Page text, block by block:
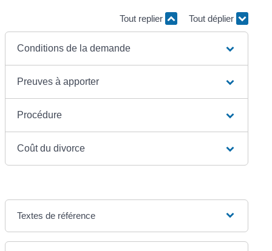
Tout replier Tout déplier
Conditions de la demande
Preuves à apporter
Procédure
Coût du divorce
Textes de référence